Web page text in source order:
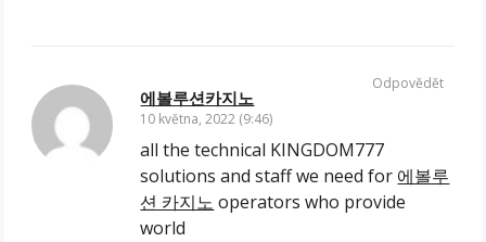
에볼루션카지노
10 května, 2022 (9:46)
all the technical KINGDOM777
solutions and staff we need for 에볼루
션 카지노 operators who provide
world
Odpovědět